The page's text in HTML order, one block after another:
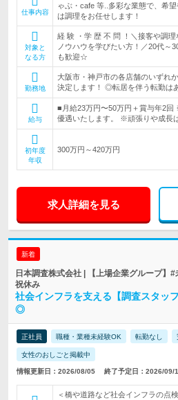
仕事内容
ゃぶ・cafe 等..多彩な業態で、希
は調理をお任せします！
対象と
なる方
経 験 ・学 歴 不 問 ！＼接客や調
ノウハウを学びたい方！／20代～
も歓迎☆
勤務地
大阪市・神戸市の各店舗のいずれ
決定します！ ◎転居を伴う転勤は
給与
■月給23万円〜50万円＋賞与年2回
優遇いたします。 ※頑張りや成長
初年度
年収
300万円～420万円
求人詳細を見る
新着
日本調査株式会社 | 【上場企業グループ】
祝休み
社会インフラを支える【調査スタッ
◎
正社員 職種・業種未経験OK 転勤なし
女性のおしごと掲載中
情報更新日：2026/08/05 終了予定日：2026/09/
＜橋や道路など社会インフラの点